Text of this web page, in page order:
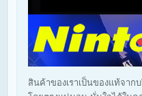
สินค้าของเราเป็นของแท้จาก